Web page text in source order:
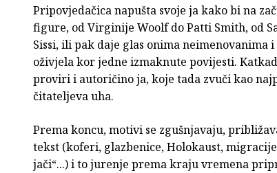
Pripovjedačica napušta svoje ja kako bi na
figure, od Virginije Woolf do Patti Smith, od
Sissi, ili pak daje glas onima
oživjela kor jedne izmaknute povijesti.
proviri i autoričino ja, koje tada zvuči kao
čitateljeva uha.
Prema koncu, motivi se zgušnjavaju,
tekst (koferi, glazbenice, Holokaust,
jači“...) i to jurenje prema kraju vremena